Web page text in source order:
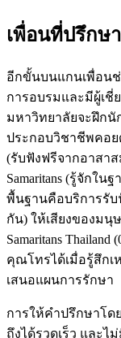
เพื่อนที่ปรึกษ
อีกขั้นบนแกนเพื่อนช่
การอบรมและมีผู้เ
มหาวิทยาลัยจะฝึกนั
ประกอบวิชาชีพคอย
(รับฟังฟรีจากอาสา
Samaritans (รู้จักใ
พื้นฐานคือบริการรับ
กัน) ให้เสียงของม
Samaritans
คุณโทรได้เมื่อรู้สึกเ
เสนอแผนการรักษา
การให้คำปรึกษาโด
ถึงได้รวดเร็ว และ